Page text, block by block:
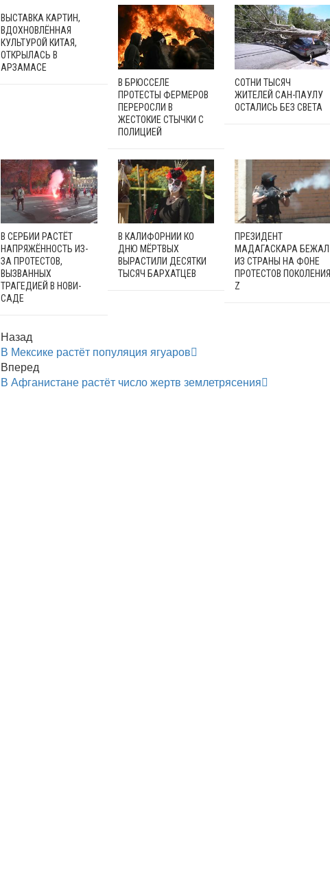
ВЫСТАВКА КАРТИН,
ВДОХНОВЛЁННАЯ
КУЛЬТУРОЙ КИТАЯ,
ОТКРЫЛАСЬ В
АРЗАМАСЕ
В БРЮССЕЛЕ
ПРОТЕСТЫ ФЕРМЕРОВ
ПЕРЕРОСЛИ В
ЖЕСТОКИЕ СТЫЧКИ С
ПОЛИЦИЕЙ
СОТНИ ТЫСЯЧ
ЖИТЕЛЕЙ САН-ПАУЛУ
ОСТАЛИСЬ БЕЗ СВЕТА
В СЕРБИИ РАСТЁТ
НАПРЯЖЁННОСТЬ ИЗ-
ЗА ПРОТЕСТОВ,
ВЫЗВАННЫХ
ТРАГЕДИЕЙ В НОВИ-
САДЕ
В КАЛИФОРНИИ КО
ДНЮ МЁРТВЫХ
ВЫРАСТИЛИ ДЕСЯТКИ
ТЫСЯЧ БАРХАТЦЕВ
ПРЕЗИДЕНТ
МАДАГАСКАРА БЕЖАЛ
ИЗ СТРАНЫ НА ФОНЕ
ПРОТЕСТОВ ПОКОЛЕНИЯ
Z
Назад
В Мексике растёт популяция ягуаров
Вперед
В Афганистане растёт число жертв землетрясения